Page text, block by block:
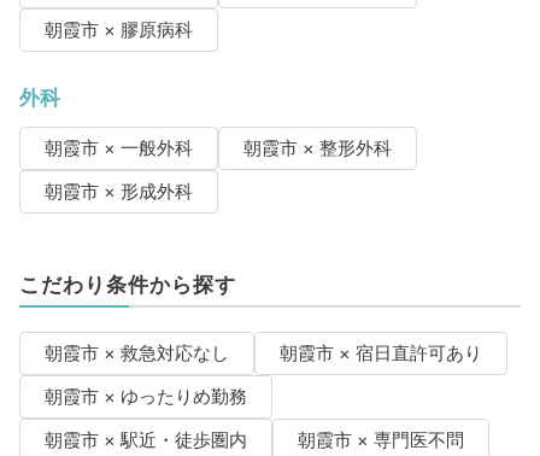
朝霞市 × 膠原病科
外科
朝霞市 × 一般外科
朝霞市 × 整形外科
朝霞市 × 形成外科
こだわり条件から探す
朝霞市 × 救急対応なし
朝霞市 × 宿日直許可あり
朝霞市 × ゆったりめ勤務
朝霞市 × 駅近・徒歩圏内
朝霞市 × 専門医不問